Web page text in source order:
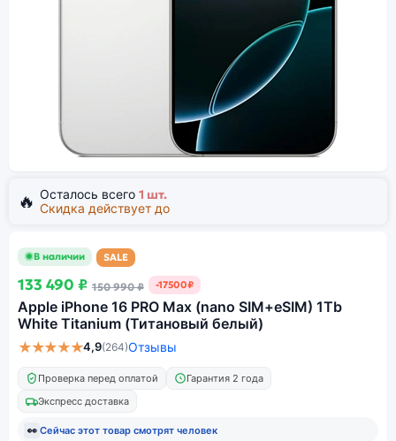
🔥 Осталось всего 1 шт.
Скидка действует до
В наличии SALE
133 490 ₽ 150 990 ₽ -17500₽
Apple iPhone 16 PRO Max (nano SIM+eSIM) 1Tb
White Titanium (Титановый белый)
★★★★★4,9(264)Отзывы
Проверка перед оплатой
Гарантия 2 года
Экспресс доставка
👀 Сейчас этот товар смотрят человек